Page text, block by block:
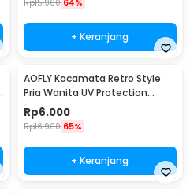
Rp15.900 64%
+ Keranjang
AOFLY Kacamata Retro Style
Pria Wanita UV Protection
Sunglassses - 1125
Rp6.000
Rp16.900 65%
+ Keranjang